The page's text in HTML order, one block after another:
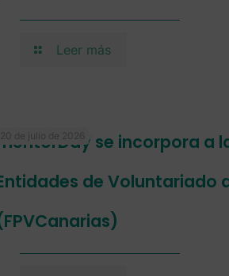
Leer más
20 de julio de 2026
se incorpora a
de Voluntariado